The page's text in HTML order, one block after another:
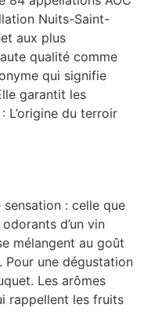
Nuits-Saint-
aux plus
qualité comme
qui signifie
garantit les
L’origine du terroir
sensation : celle que
d’un vin
mélangent au goût
une dégustation
Les arômes
rappellent les fruits